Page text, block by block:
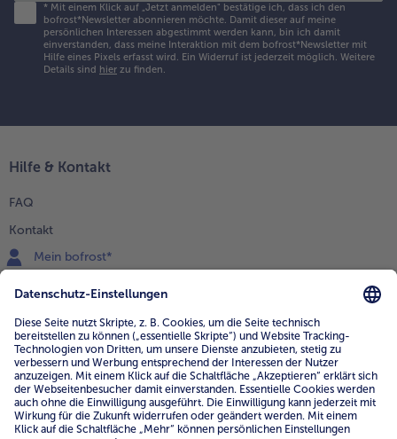
* Mit einem Klick auf „Jetzt anmelden" bestätige ich, dass ich den
bofrost*Newsletter abonnieren möchte. Damit dieser auf meine
persönlichen Interessen abgestimmt werden kann, bin ich damit
einverstanden, dass meine Interaktion mit dem bofrost*Newsletter mit
Hilfe eines Pixels erfasst wird. Ein Widerruf ist jederzeit möglich. Weitere
Details sind hier zu finden.
Hilfe & Kontakt
FAQ
Kontakt
Mein bofrost*
0800 - 000 19 18
Mo.-Fr.: 7-21 Uhr Sa: 8-16 Uhr
Service